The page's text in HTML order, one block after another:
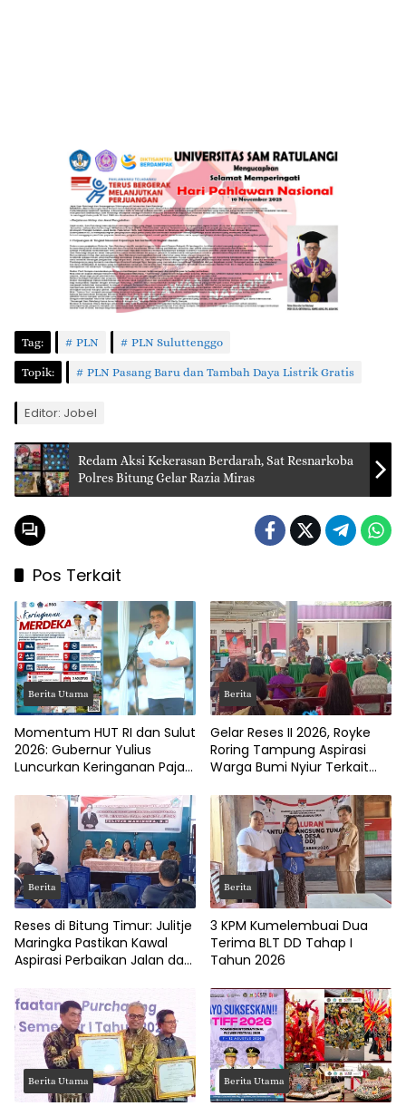
Tag: PLN PLN Suluttenggo
Topik: PLN Pasang Baru dan Tambah Daya Listrik Gratis
Editor: Jobel
Redam Aksi Kekerasan Berdarah, Sat Resnarkoba
Polres Bitung Gelar Razia Miras
Pos Terkait
Berita Utama
Momentum HUT RI dan Sulut
2026: Gubernur Yulius
Luncurkan Keringanan Pajak
Berita
Gelar Reses II 2026, Royke
Roring Tampung Aspirasi
Warga Bumi Nyiur Terkait
Berita
Reses di Bitung Timur: Julitje
Maringka Pastikan Kawal
Aspirasi Perbaikan Jalan dan
Berita
3 KPM Kumelembuai Dua
Terima BLT DD Tahap I
Tahun 2026
Berita Utama Berita Utama